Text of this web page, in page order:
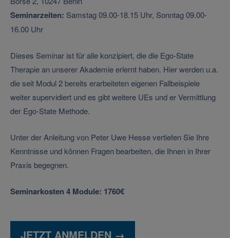
Seminarzeiten: Samstag 09.00-18.15 Uhr, Sonntag 09.00-
16.00 Uhr
Dieses Seminar ist für alle konzipiert, die die Ego-State
Therapie an unserer Akademie erlernt haben. Hier werden u.a.
die seit Modul 2 bereits erarbeiteten eigenen Fallbeispiele
weiter supervidiert und es gibt weitere UEs und er Vermittlung
der Ego-State Methode.
Unter der Anleitung von Peter Uwe Hesse vertiefen Sie Ihre
Kenntnisse und können Fragen bearbeiten, die Ihnen in Ihrer
Praxis begegnen.
Seminarkosten 4 Module: 1760€
JETZT ANMELDEN →